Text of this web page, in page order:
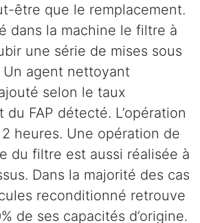
être que le remplacement.
dans la machine le filtre à
une série de mises sous
Un agent nettoyant
selon le taux
du FAP détecté. L’opération
heures. Une opération de
du filtre est aussi réalisée à
Dans la majorité des cas
reconditionné retrouve
de ses capacités d’origine.